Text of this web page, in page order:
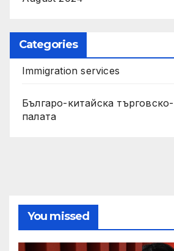
Categories
Immigration services
Българо-китайска
палата
You missed